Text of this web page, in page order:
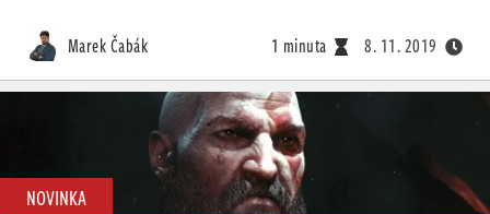
Marek Čabák 1 minuta 8. 11. 2019
NOVINKA